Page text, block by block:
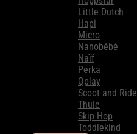
Little Dutch
Hapi
Micro
Nanobébé
Naïf
Perka
Qplay
Scoot and Ride
Thule
Skip Hop
Toddlekind